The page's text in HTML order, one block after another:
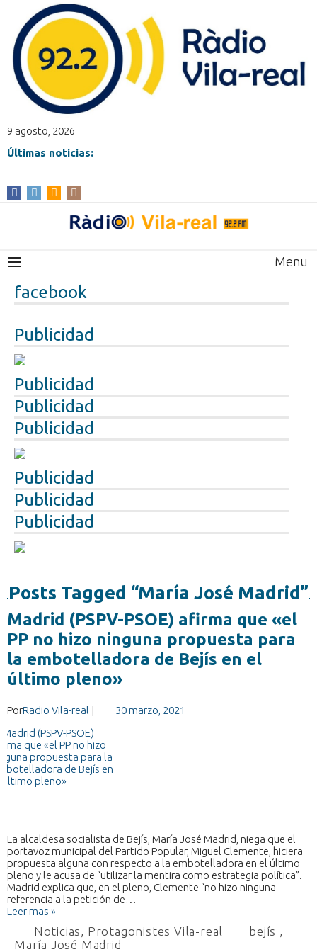
9 agosto, 2026
Últimas noticias:
Menu
facebook
Publicidad
Publicidad
Publicidad
Publicidad
Publicidad
Publicidad
Publicidad
Posts Tagged “María José Madrid”
Madrid (PSPV-PSOE) afirma que «el
PP no hizo ninguna propuesta para
la embotelladora de Bejís en el
último pleno»
PorRadio Vila-real | 30 marzo, 2021
La alcaldesa socialista de Bejís, María José Madrid, niega que el
portavoz municipal del Partido Popular, Miguel Clemente, hiciera
propuesta alguna con respecto a la embotelladora en el último
pleno y le acusa de “utilizar la mentira como estrategia política”.
Madrid explica que, en el pleno, Clemente “no hizo ninguna
referencia a la petición de…
Leer mas »
Noticias, Protagonistes Vila-real bejís ,
María José Madrid